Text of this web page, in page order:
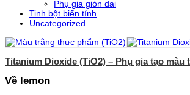
Phụ gia giòn dai
Tinh bột biến tính
Uncategorized
Titanium Dioxide (TiO2) – Phụ gia tạo màu
Về lemon